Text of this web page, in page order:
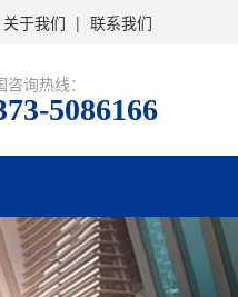
关于我们 | 联系我们
咨询热线：
5086166